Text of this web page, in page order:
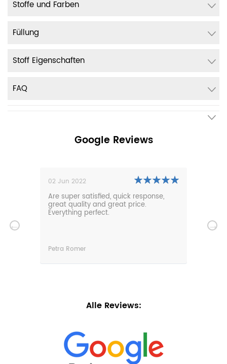
Stoffe und Farben
Füllung
Stoff Eigenschaften
FAQ
Google Reviews
02 Jun 2022
Are super satisfied, quick response,
great quality and great price.
Everything perfect.
Petra Romer
Alle Reviews: